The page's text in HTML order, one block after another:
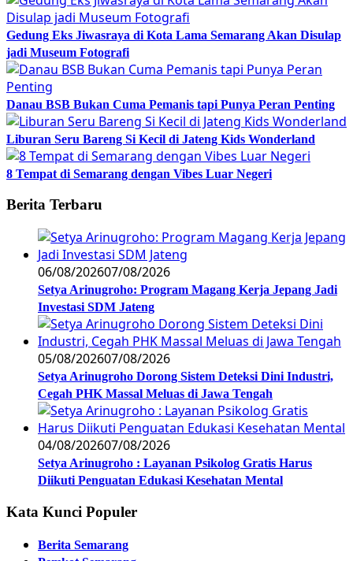
Gedung Eks Jiwasraya di Kota Lama Semarang Akan Disulap
jadi Museum Fotografi
Danau BSB Bukan Cuma Pemanis tapi Punya Peran Penting
Liburan Seru Bareng Si Kecil di Jateng Kids Wonderland
8 Tempat di Semarang dengan Vibes Luar Negeri
Berita Terbaru
06/08/202607/08/2026
Setya Arinugroho: Program Magang Kerja Jepang Jadi
Investasi SDM Jateng
05/08/202607/08/2026
Setya Arinugroho Dorong Sistem Deteksi Dini Industri,
Cegah PHK Massal Meluas di Jawa Tengah
04/08/202607/08/2026
Setya Arinugroho : Layanan Psikolog Gratis Harus
Diikuti Penguatan Edukasi Kesehatan Mental
Kata Kunci Populer
Berita Semarang